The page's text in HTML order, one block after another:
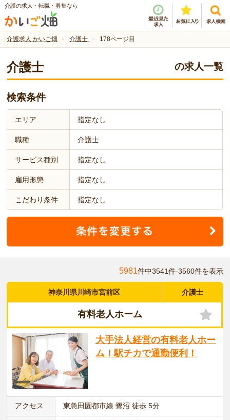
介護の求人・転職・募集なら
介護求人 かいご畑 介護士 178ページ目
介護士 の求人一覧
検索条件
エリア 指定なし
職種 介護士
サービス種別 指定なし
雇用形態 指定なし
こだわり条件 指定なし
5981件中3541件-3560件を表示
神奈川県川崎市宮前区 介護士
有料老人ホーム
大手法人経営の有料老人ホー
ム！駅チカで通勤便利！
アクセス 東急田園都市線 鷺沼 徒歩 5分